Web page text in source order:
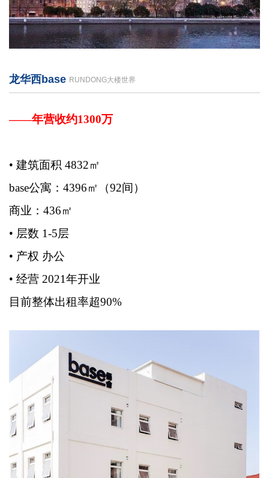
龙华西base RUNDONG大楼世界
——年营收约1300万
• 建筑面积 4832㎡
base公寓：4396㎡（92间）
商业：436㎡
• 层数 1-5层
• 产权 办公
• 经营 2021年开业
目前整体出租率超90%